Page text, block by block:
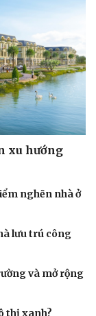
xu hướng
nghẽn nhà ở
lưu trú công
và mở rộng
thị xanh?